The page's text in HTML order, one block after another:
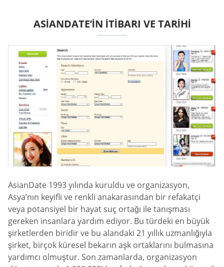
ASIANDATE’IN ITIBARI VE TARIHI
AsianDate 1993 yılında kuruldu ve organizasyon,
Asya’nın keyifli ve renkli anakarasından bir refakatçi
veya potansiyel bir hayat suç ortağı ile tanışması
gereken insanlara yardım ediyor. Bu türdeki en büyük
şirketlerden biridir ve bu alandaki 21 yıllık uzmanlığıyla
şirket, birçok küresel bekarın aşk ortaklarını bulmasına
yardımcı olmuştur. Son zamanlarda, organizasyon